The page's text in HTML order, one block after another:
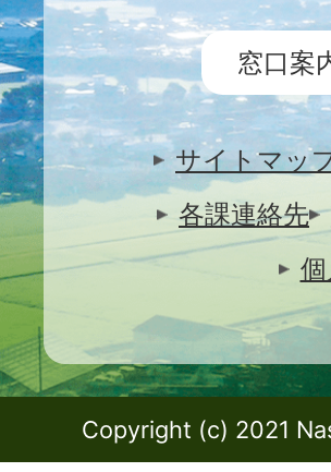
窓口案
サイトマッ
各課連絡先
Copyright (c) 2021